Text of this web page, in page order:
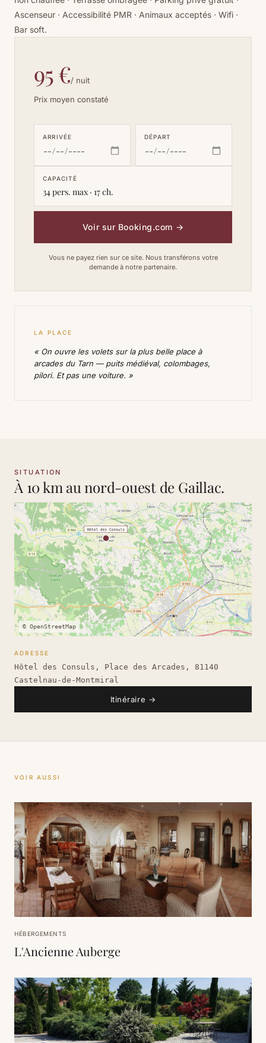
Ascenseur · Accessibilité PMR · Animaux acceptés · Wifi ·
Bar soft.
95 €/ nuit
Prix moyen constaté
ARRIVÉE DÉPART
CAPACITÉ
34 pers. max · 17 ch.
Voir sur Booking.com →
Vous ne payez rien sur ce site. Nous transférons votre
demande à notre partenaire.
LA PLACE
« On ouvre les volets sur la plus belle place à
arcades du Tarn — puits médiéval, colombages,
pilori. Et pas une voiture. »
SITUATION
À 10 km au nord-ouest de Gaillac.
© OpenStreetMap
ADRESSE
Hôtel des Consuls, Place des Arcades, 81140
Castelnau-de-Montmiral
Itinéraire →
VOIR AUSSI
HÉBERGEMENTS
L'Ancienne Auberge